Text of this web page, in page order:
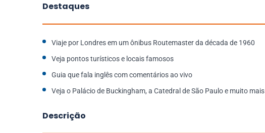
Destaques
Viaje por Londres em um ônibus Routemaster da década de 1960
Veja pontos turísticos e locais famosos
Guia que fala inglês com comentários ao vivo
Veja o Palácio de Buckingham, a Catedral de São Paulo e muito mais
Descrição